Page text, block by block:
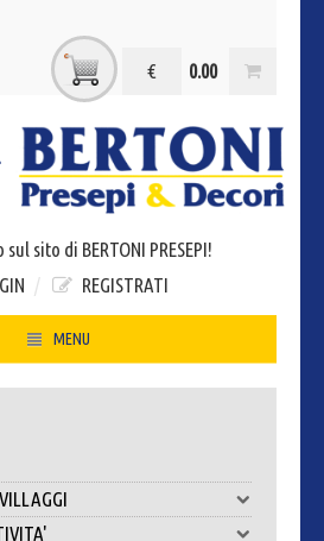
0.00
€
sito di BERTONI PRESEPI!
/ REGISTRATI
MENU
HOME
DOVE SIAMO